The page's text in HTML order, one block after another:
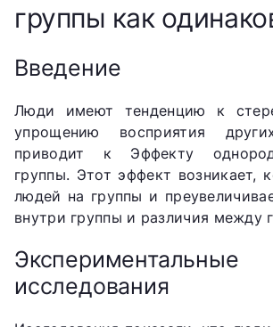
группы как
Введение
Люди имеют тенденцию к
упрощению восприятия
приводит к Эффекту
группы. Этот эффект возникает,
людей на группы и
внутри группы и различия между
Экспериментальные
исследования